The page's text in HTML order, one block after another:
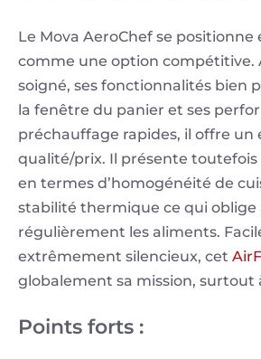
Le Mova AeroChef se
comme une option compétitive.
soigné, ses fonctionnalités bien
la fenêtre du panier et ses
préchauffage rapides, il offre un
qualité/prix. Il présente
en termes d’homogénéité de
stabilité thermique ce qui oblige
régulièrement les aliments.
extrêmement silencieux, cet
globalement sa mission, surtout
Points forts :